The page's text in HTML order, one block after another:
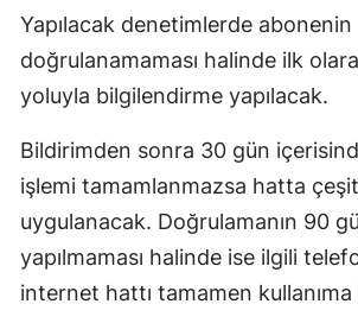
Yapılacak denetimlerde abonenin
doğrulanamaması halinde ilk
yoluyla bilgilendirme yapılacak.
Bildirimden sonra 30 gün
işlemi tamamlanmazsa hatta
uygulanacak. Doğrulamanın 90
yapılmaması halinde ise ilgili
internet hattı tamamen kullanıma